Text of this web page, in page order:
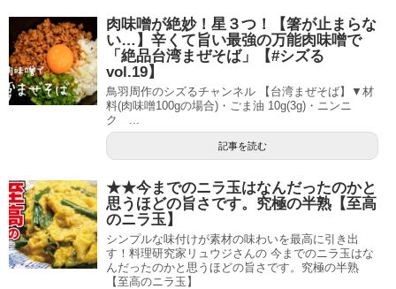
肉味噌が絶妙！星３つ！【箸が止まらな
い…】辛くて旨い最強の万能肉味噌で
「絶品台湾まぜそば」【#シズる
vol.19】
鳥羽周作のシズるチャンネル 【台湾まぜそば】 ​▼材
料(肉味噌100gの場合)・ごま油 10g(3g)・ニンニ
ク ...
記事を読む
★★今までのニラ玉はなんだったのかと
思うほどの旨さです。究極の半熟【至高
のニラ玉】
シンプルな味付けが素材の味わいを最高に引き出
す！料理研究家リュウジさんの 今までのニラ玉はな
んだったのかと思うほどの旨さです。究極の半熟
【至高のニラ玉】